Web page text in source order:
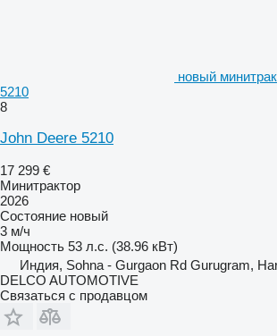
новый
5210
8
John Deere 5210
17 299 €
Минитрактор
2026
Состояние новый
3 м/ч
Мощность 53 л.с. (38.96 кВт)
Индия, Sohna - Gurgaon Rd Gurugram,
DELCO AUTOMOTIVE
Связаться с продавцом